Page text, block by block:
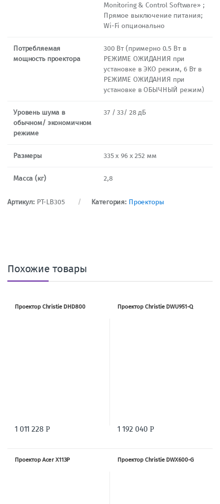
Monitoring & Control Software» ;
Прямое выключение питания;
Wi-Fi опционально
Потребляемая
мощность проектора
300 Вт (примерно 0.5 Вт в
РЕЖИМЕ ОЖИДАНИЯ при
установке в ЭКО режим, 6 Вт в
РЕЖИМЕ ОЖИДАНИЯ при
установке в ОБЫЧНЫЙ режим)
Уровень шума в
обычном/ экономичном
режиме
37 / 33/ 28 дБ
Размеры 335 x 96 x 252 мм
Масса (кг) 2,8
Артикул: PT-LB305 Категория: Проекторы
Похожие товары
Проектор Christie DHD800
1 011 228 Р
Проектор Christie DWU951-Q
1 192 040 Р
Проектор Acer X113P Проектор Christie DWX600-G